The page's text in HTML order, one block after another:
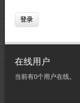
在线用户
当前有0个用户在线。